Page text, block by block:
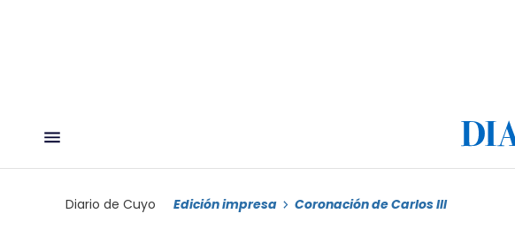
Diario de Cuyo Edición impresa Coronación de Carlos III